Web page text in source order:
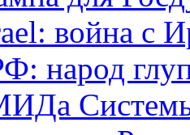
война с
народ